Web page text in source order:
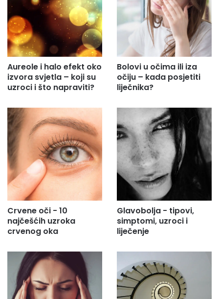
u
.
.
.
Aureole i halo efekt oko
izvora svjetla – koji su
uzroci i što napraviti?
Bolovi u očima ili iza
očiju – kada posjetiti
liječnika?
Crvene oči - 10
najčešćih uzroka
crvenog oka
Glavobolja - tipovi,
simptomi, uzroci i
liječenje